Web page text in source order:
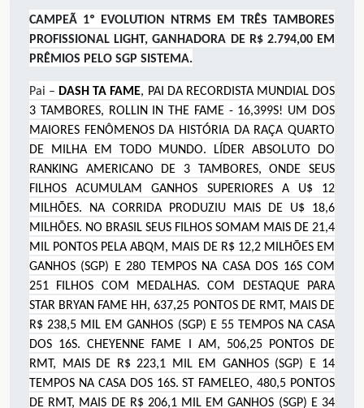
CAMPEÃ 1º EVOLUTION NTRMS EM TRÊS TAMBORES
PROFISSIONAL LIGHT, GANHADORA DE R$ 2.794,00 EM
PRÊMIOS PELO SGP SISTEMA.
Pai – DASH TA FAME, PAI DA RECORDISTA MUNDIAL DOS
3 TAMBORES, ROLLIN IN THE FAME - 16,399S! UM DOS
MAIORES FENÔMENOS DA HISTÓRIA DA RAÇA QUARTO
DE MILHA EM TODO MUNDO. LÍDER ABSOLUTO DO
RANKING AMERICANO DE 3 TAMBORES, ONDE SEUS
FILHOS ACUMULAM GANHOS SUPERIORES A U$ 12
MILHÕES. NA CORRIDA PRODUZIU MAIS DE U$ 18,6
MILHÕES. NO BRASIL SEUS FILHOS SOMAM MAIS DE 21,4
MIL PONTOS PELA ABQM, MAIS DE R$ 12,2 MILHÕES EM
GANHOS (SGP) E 280 TEMPOS NA CASA DOS 16S COM
251 FILHOS COM MEDALHAS. COM DESTAQUE PARA
STAR BRYAN FAME HH, 637,25 PONTOS DE RMT, MAIS DE
R$ 238,5 MIL EM GANHOS (SGP) E 55 TEMPOS NA CASA
DOS 16S. CHEYENNE FAME I AM, 506,25 PONTOS DE
RMT, MAIS DE R$ 223,1 MIL EM GANHOS (SGP) E 14
TEMPOS NA CASA DOS 16S. ST FAMELEO, 480,5 PONTOS
DE RMT, MAIS DE R$ 206,1 MIL EM GANHOS (SGP) E 34